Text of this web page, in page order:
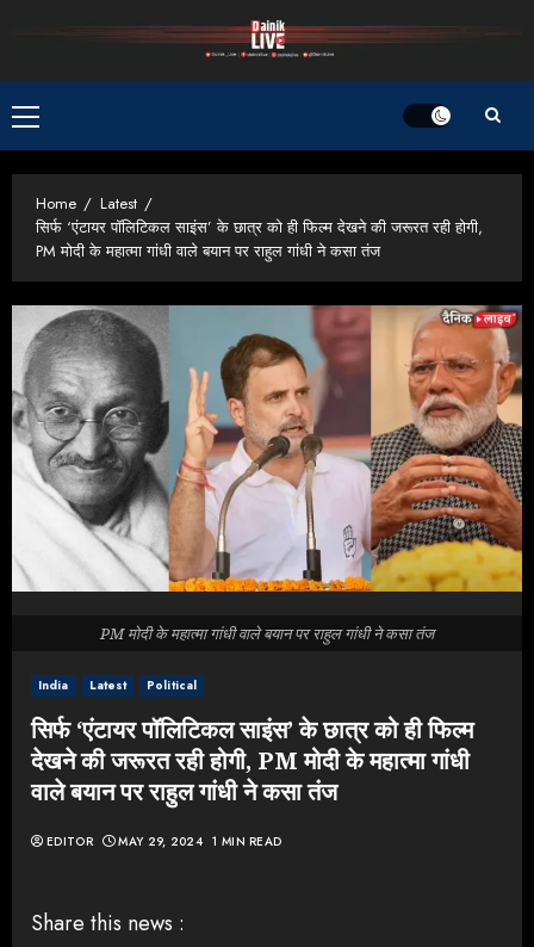
Primary
Menu
Home
Latest
सिर्फ ‘एंटायर पॉलिटिकल साइंस’ के छात्र को ही फिल्म देखने की जरूरत रही होगी,
PM मोदी के महात्मा गांधी वाले बयान पर राहुल गांधी ने कसा तंज
India Latest Political
सिर्फ ‘एंटायर पॉलिटिकल साइंस’ के छात्र को ही फिल्म
देखने की जरूरत रही होगी, PM मोदी के महात्मा गांधी
वाले बयान पर राहुल गांधी ने कसा तंज
EDITOR MAY 29, 2024 1 MIN READ
PM मोदी के महात्मा गांधी वाले बयान पर राहुल गांधी ने कसा तंज
Share this news :